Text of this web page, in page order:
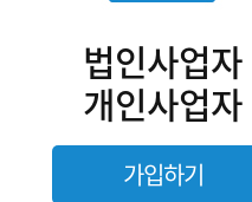
법인사업자
개인사업자
가입하기